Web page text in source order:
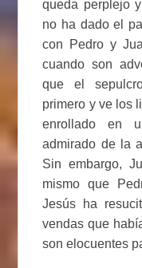
queda perplejo
no ha dado el
con Pedro y
cuando son
que el
primero y ve los
enrollado en
admirado de la
Sin embargo,
mismo que
Jesús ha
vendas que
son elocuentes